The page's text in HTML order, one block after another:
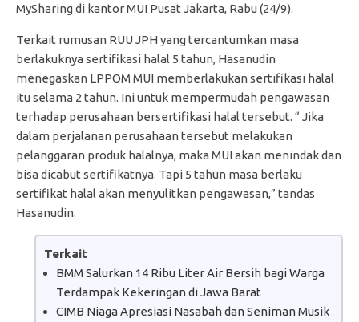
MySharing di kantor MUI Pusat Jakarta, Rabu (24/9).
Terkait rumusan RUU JPH yang tercantumkan masa
berlakuknya sertifikasi halal 5 tahun, Hasanudin
menegaskan LPPOM MUI memberlakukan sertifikasi halal
itu selama 2 tahun. Ini untuk mempermudah pengawasan
terhadap perusahaan bersertifikasi halal tersebut. “ Jika
dalam perjalanan perusahaan tersebut melakukan
pelanggaran produk halalnya, maka MUI akan menindak dan
bisa dicabut sertifikatnya. Tapi 5 tahun masa berlaku
sertifikat halal akan menyulitkan pengawasan,” tandas
Hasanudin.
Terkait
BMM Salurkan 14 Ribu Liter Air Bersih bagi Warga
Terdampak Kekeringan di Jawa Barat
CIMB Niaga Apresiasi Nasabah dan Seniman Musik